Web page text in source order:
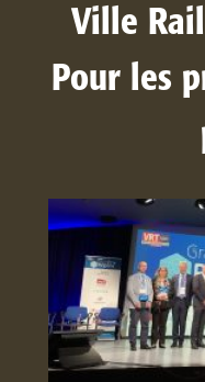
Ville
Pour les